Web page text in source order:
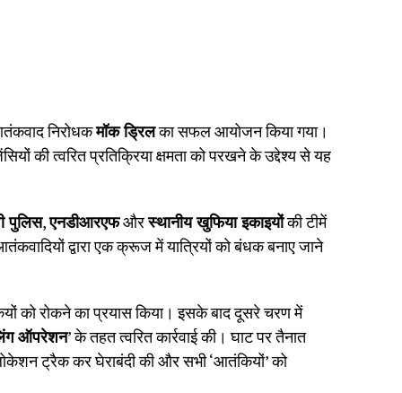
निरोधकमॉक ड्रिलका सफल आयोजन किया गया।
की त्वरित प्रतिक्रिया क्षमता को परखने के उद्देश्य से यह
पुलिस,एनडीआरएफऔरस्थानीय खुफिया इकाइयोंकी टीमें
द्वारा एक क्रूज में यात्रियों को बंधक बनाए जाने
को रोकने का प्रयास किया। इसके बाद दूसरे चरण में
ऑपरेशन’ के तहत त्वरित कार्रवाई की। घाट पर तैनात
ट्रैक कर घेराबंदी की और सभी ‘आतंकियों’ को